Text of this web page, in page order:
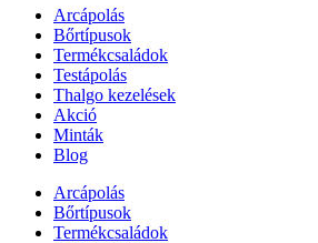
Arcápolás
Bőrtípusok
Termékcsaládok
Testápolás
Thalgo kezelések
Akció
Minták
Blog
Arcápolás
Bőrtípusok
Termékcsaládok